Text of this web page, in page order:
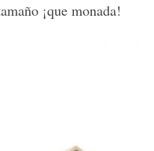
¡que monada!